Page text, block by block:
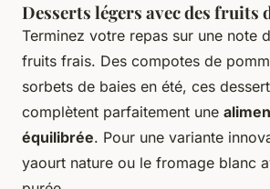
Desserts légers avec des fruits
Terminez votre repas sur une note
fruits frais. Des compotes de
sorbets de baies en été, ces
complètent parfaitement une
équilibrée. Pour une variante
yaourt nature ou le fromage blanc